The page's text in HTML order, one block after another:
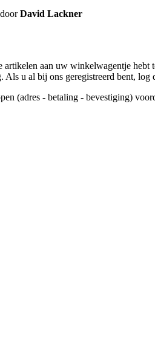
doorDavid Lackner
artikelen aan uw winkelwagentje
u al bij ons geregistreerd bent,
(adres - betaling - bevestiging)